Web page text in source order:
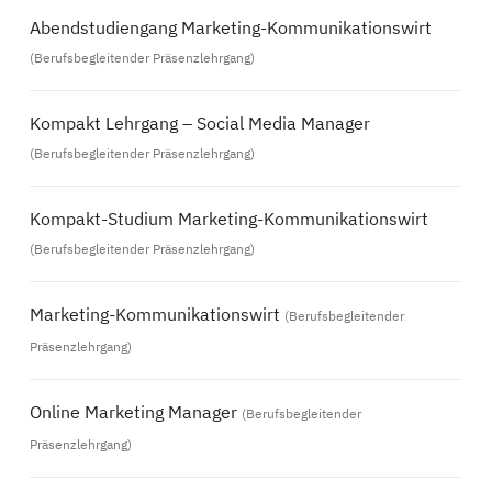
Abendstudiengang Marketing-Kommunikationswirt
(Berufsbegleitender Präsenzlehrgang)
Kompakt Lehrgang – Social Media Manager
(Berufsbegleitender Präsenzlehrgang)
Kompakt-Studium Marketing-Kommunikationswirt
(Berufsbegleitender Präsenzlehrgang)
Marketing-Kommunikationswirt (Berufsbegleitender
Präsenzlehrgang)
Online Marketing Manager (Berufsbegleitender
Präsenzlehrgang)